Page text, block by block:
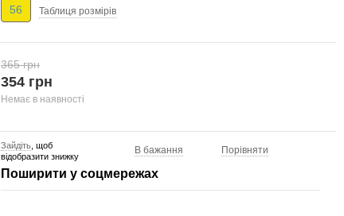
56 Таблиця розмiрiв
365 грн
354 грн
Немає в наявності
Зайдіть , щоб
відобразити знижку
В бажання Порівняти
Поширити у соцмережах